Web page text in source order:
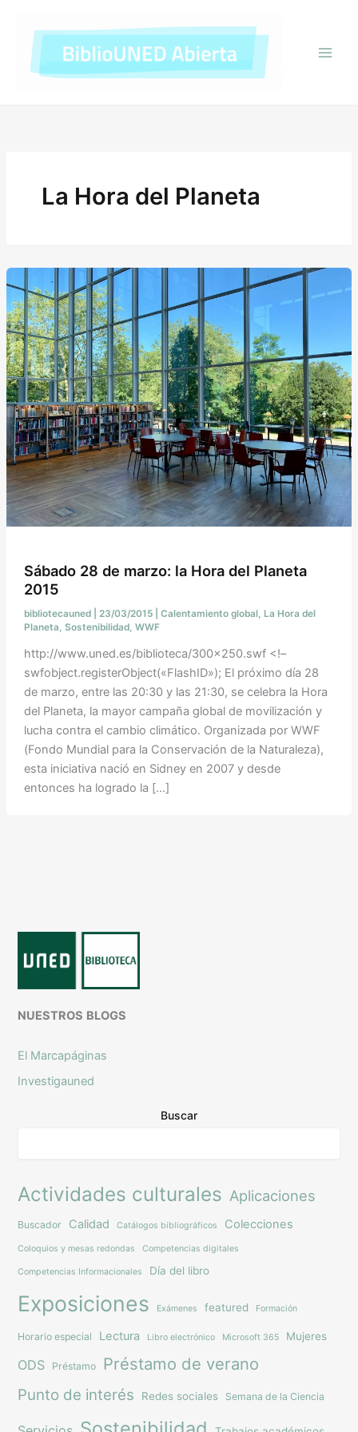
contenido
La Hora del Planeta
Sábado 28 de marzo: la Hora del Planeta
2015
bibliotecauned 23/03/2015 Calentamiento global, La Hora del
Planeta, Sostenibilidad, WWF
http://www.uned.es/biblioteca/300×250.swf <!–
swfobject.registerObject(«FlashID»); El próximo día 28
de marzo, entre las 20:30 y las 21:30, se celebra la Hora
del Planeta, la mayor campaña global de movilización y
lucha contra el cambio climático. Organizada por WWF
(Fondo Mundial para la Conservación de la Naturaleza),
esta iniciativa nació en Sidney en 2007 y desde
entonces ha logrado la […]
NUESTROS BLOGS
El Marcapáginas
Investigauned
Buscar
Actividades culturales Aplicaciones
Buscador Calidad Catálogos bibliográficos Colecciones
Coloquios y mesas redondas Competencias digitales
Competencias Informacionales Día del libro
Exposiciones Exámenes featured Formación
Horario especial Lectura Libro electrónico Microsoft 365 Mujeres
ODS Préstamo Préstamo de verano
Punto de interés Redes sociales Semana de la Ciencia